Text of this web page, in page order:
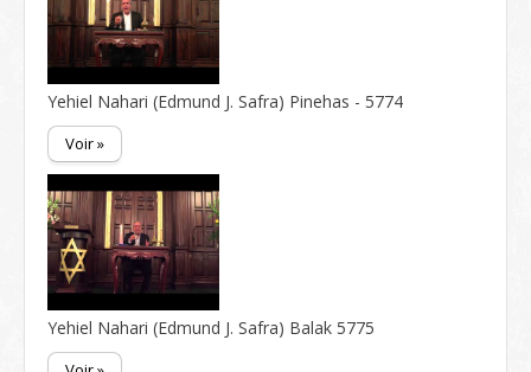
Yehiel Nahari (Edmund J. Safra) Pinehas - 5774
Voir »
Yehiel Nahari (Edmund J. Safra) Balak 5775